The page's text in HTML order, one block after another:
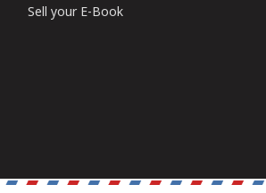
Sell your E-Book